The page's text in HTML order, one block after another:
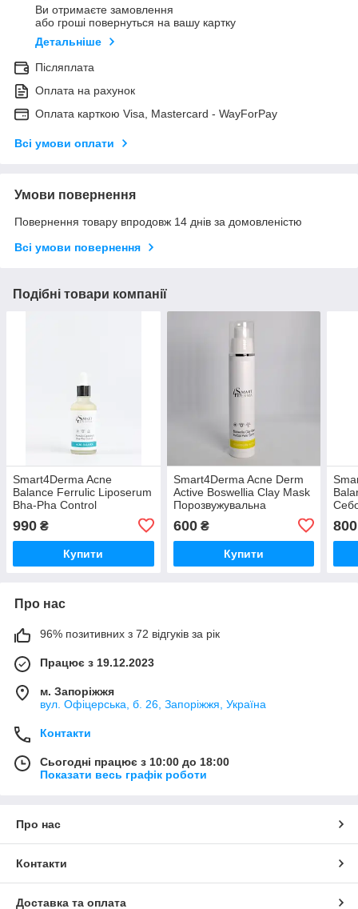
Ви отримаєте замовлення
або гроші повернуться на вашу картку
Детальніше
Післяплата
Оплата на рахунок
Оплата карткою Visa, Mastercard - WayForPay
Всі умови оплати
Умови повернення
Повернення товару впродовж 14 днів за домовленістю
Всі умови повернення
Подібні товари компанії
Smart4Derma Acne
Balance Ferrulic Liposerum
Bha-Pha Control
Ліпосомальна сироватка з
феруловою кислотою 50
мл
990 ₴
Купити
Smart4Derma Acne Derm
Active Boswellia Clay Mask
Порозвужувальна
"Босфелія", 50 мл
600₴
Купити
250
800
Про нас
96% позитивних з 72 відгуків за рік
Працює з 19.12.2023
м. Запоріжжя
вул. Офіцерська, б. 26, Запоріжжя, Україна
Контакти
Сьогодні працює з 10:00 до 18:00
Показати весь графік роботи
Про нас
Контакти
Доставка та оплата